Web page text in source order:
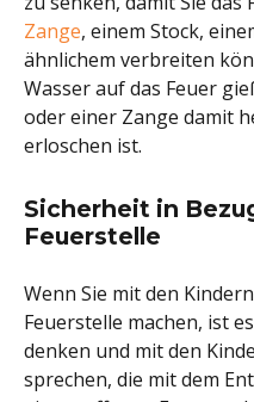
Zange, einem Stock,
ähnlichem verbreiten
Wasser auf das Feuer
oder einer Zange damit
erloschen ist.
Sicherheit in
Feuerstelle
Wenn Sie mit den
Feuerstelle machen, ist
denken und mit den
sprechen, die mit dem